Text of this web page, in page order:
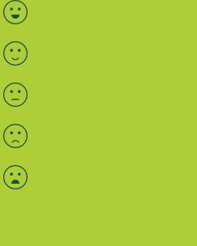
Bewertung auswählen